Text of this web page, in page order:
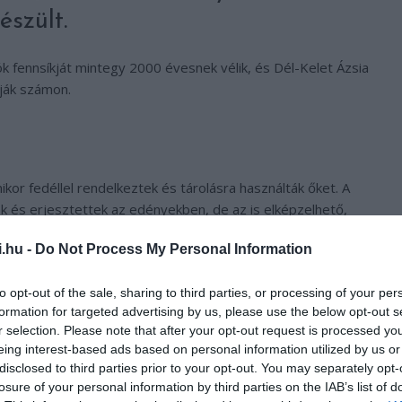
- Do Not Process My Personal Information
opt-out of the sale, sharing to third parties, or processing of your
for targeted advertising by us, please use the below opt-out
selection. Please note that after your opt-out request is processed
interest-based ads based on personal information utilized by us
to third parties prior to your opt-out. You may separately
of your personal information by third parties on the IAB’s list of
fennsíkját mintegy 2000 évesnek vélik, és Dél-Kelet Ázsia
számon.
fedéllel rendelkeztek és tárolásra használták őket. A
erjesztettek az edényekben, de az is elképzelhető,
össze. Némelyek bizarr feltételezése szerint a
maradványok, csontok,
kellékek és kerámiák arra
tömbök a történelmi előtti
rituáléihoz kötődtek.